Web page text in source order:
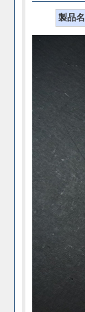
製品名